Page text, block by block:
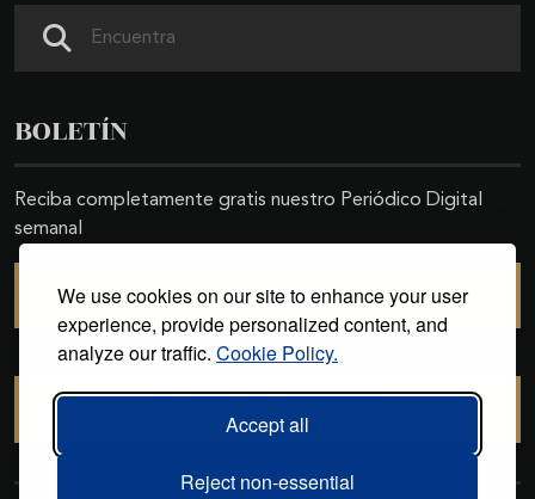
We use cookies on our site to enhance your user
experience, provide personalized content, and
analyze our traffic. Cookie Policy.
Accept all
Reject non-essential
BOLETÍN
Reciba completamente gratis nuestro Periódico Digital
semanal
SUSCRIBIRSE